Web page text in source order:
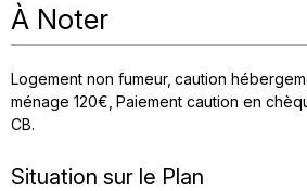
À Noter
Logement non fumeur caution
ménage 120€ Paiement caution en
CB
Situation sur le Plan